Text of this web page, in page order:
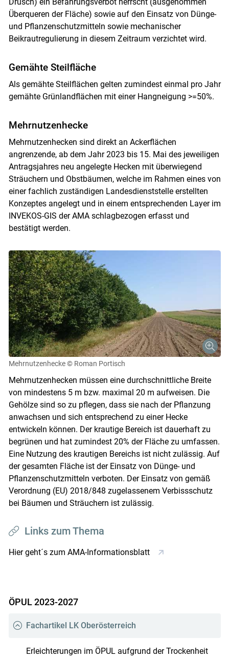
Überqueren der Fläche) sowie auf den Einsatz von Dünge-
und Pflanzenschutzmitteln sowie mechanischer
Beikrautregulierung in diesem Zeitraum verzichtet wird.
Gemähte Steilfläche
Als gemähte Steilflächen gelten zumindest einmal pro Jahr
gemähte Grünlandflächen mit einer Hangneigung >=50%.
Mehrnutzenhecke
Mehrnutzenhecken sind direkt an Ackerflächen
angrenzende, ab dem Jahr 2023 bis 15. Mai des jeweiligen
Antragsjahres neu angelegte Hecken mit überwiegend
Sträuchern und Obstbäumen, welche im Rahmen eines von
einer fachlich zuständigen Landesdienststelle erstellten
Konzeptes angelegt und in einem entsprechenden Layer im
INVEKOS-GIS der AMA schlagbezogen erfasst und
bestätigt werden.
Mehrnutzenhecke © Roman Portisch
Mehrnutzenhecken müssen eine durchschnittliche Breite
von mindestens 5 m bzw. maximal 20 m aufweisen. Die
Gehölze sind so zu pflegen, dass sie nach der Pflanzung
anwachsen und sich entsprechend zu einer Hecke
entwickeln können. Der krautige Bereich ist dauerhaft zu
begrünen und hat zumindest 20% der Fläche zu umfassen.
Eine Nutzung des krautigen Bereichs ist nicht zulässig. Auf
der gesamten Fläche ist der Einsatz von Dünge- und
Pflanzenschutzmitteln verboten. Der Einsatz von gemäß
Verordnung (EU) 2018/848 zugelassenem Verbissschutz
bei Bäumen und Sträuchern ist zulässig.
Links zum Thema
Hier geht´s zum AMA-Informationsblatt
ÖPUL 2023-2027
Fachartikel LK Oberösterreich
Erleichterungen im ÖPUL aufgrund der Trockenheit